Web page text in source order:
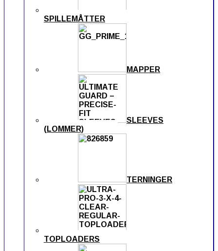
SPILLEMÅTTER
MAPPER
SLEEVES
(LOMMER)
TERNINGER
TOPLOADERS